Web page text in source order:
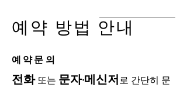
예약 방법 안내
​예약문의
전화또는 문자·메신저 로 간단히 문